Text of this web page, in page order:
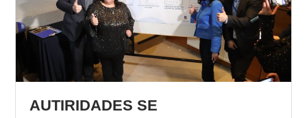
AUTIRIDADES SE